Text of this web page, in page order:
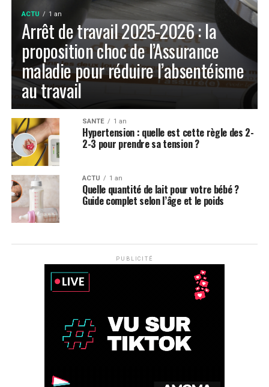
ACTU 1 an
Arrêt de travail 2025-2026 : la
proposition choc de l’Assurance
maladie pour réduire l’absentéisme
au travail
SANTÉ 1 an
Hypertension : quelle est cette règle des 2-
2-3 pour prendre sa tension ?
ACTU 1 an
Quelle quantité de lait pour votre bébé ?
Guide complet selon l’âge et le poids
PUBLICITÉ